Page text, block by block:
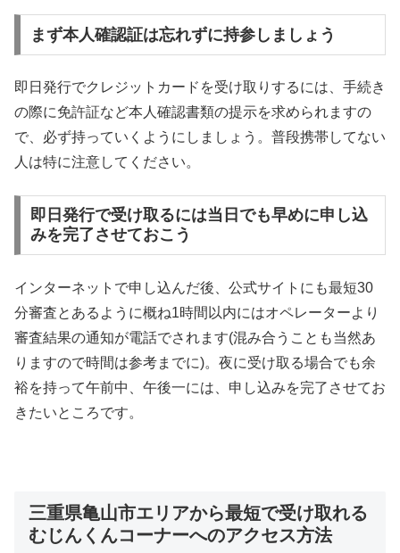
まず本人確認証は忘れずに持参しましょう
即日発行でクレジットカードを受け取りするには、手続き
の際に免許証など本人確認書類の提示を求められますの
で、必ず持っていくようにしましょう。普段携帯してない
人は特に注意してください。
即日発行で受け取るには当日でも早めに申し込
みを完了させておこう
インターネットで申し込んだ後、公式サイトにも最短30
分審査とあるように概ね1時間以内にはオペレーターより
審査結果の通知が電話でされます(混み合うことも当然あ
りますので時間は参考までに)。夜に受け取る場合でも余
裕を持って午前中、午後一には、申し込みを完了させてお
きたいところです。
三重県亀山市エリアから最短で受け取れる
むじんくんコーナーへのアクセス方法